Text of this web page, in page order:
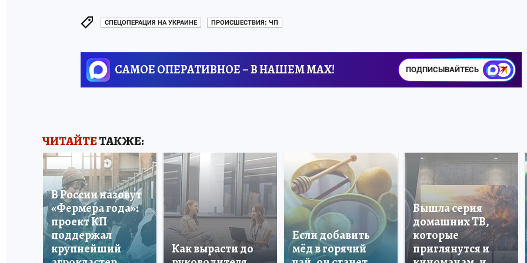
СПЕЦОПЕРАЦИЯ НА УКРАИНЕ ПРОИСШЕСТВИЯ: ЧП
САМОЕ ОПЕРАТИВНОЕ – В НАШЕМ MAX! ПОДПИСЫВАЙТЕСЬ
ЧИТАЙТЕТАКЖЕ:
В России назовут
«Фермера года»:
проект КП
поддержал
крупнейший
Как вырасти до
Если добавить
мёд в горячий
Вышла серия
домашних ТВ,
которые
приглянутся и